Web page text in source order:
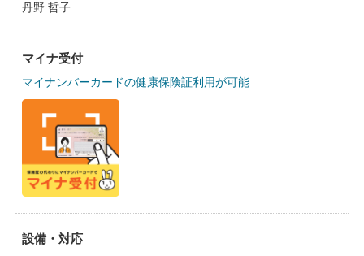
丹野 哲子
マイナ受付
マイナンバーカードの健康保険証利用が可能
設備・対応